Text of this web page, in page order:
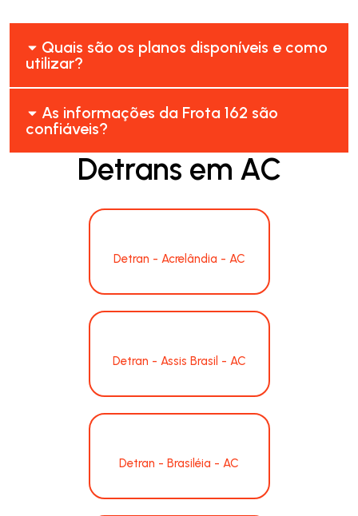
Quais são os planos disponíveis e como
utilizar?
As informações da Frota 162 são
confiáveis?
Detrans em AC
Detran - Acrelândia - AC
Detran - Assis Brasil - AC
Detran - Brasiléia - AC